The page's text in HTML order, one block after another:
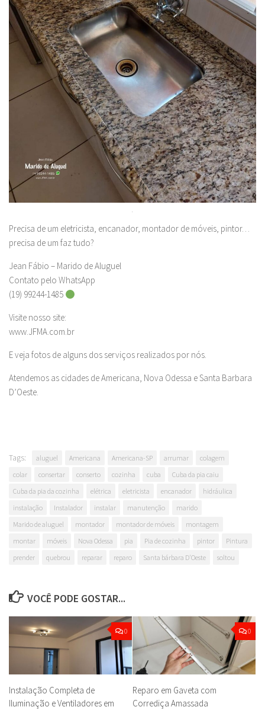
.
Precisa de um eletricista, encanador, montador de móveis, pintor…
precisa de um faz tudo?
Jean Fábio – Marido de Aluguel
Contato pelo WhatsApp
(19) 99244-1485
Visite nosso site:
www.JFMA.com.br
E veja fotos de alguns dos serviços realizados por nós.
Atendemos as cidades de Americana, Nova Odessa e Santa Barbara
D’Oeste.
Tags: aluguel Americana Americana-SP arrumar
colagem
colar
consertar conserto cozinha cuba
Cuba da pia caiu
Cuba da pia da cozinha
elétrica eletricista encanador
hidráulica
instalação
Instalador instalar manutenção
marido
Marido de aluguel
montador montador de móveis
montagem
montar
móveis Nova Odessa pia Pia de cozinha pintor
Pintura
prender
quebrou reparar reparo Santa bárbara D'Oeste soltou
VOCÊ PODE GOSTAR...
0
Instalação Completa de
Iluminação e Ventiladores em
0
Reparo em Gaveta com
Corrediça Amassada